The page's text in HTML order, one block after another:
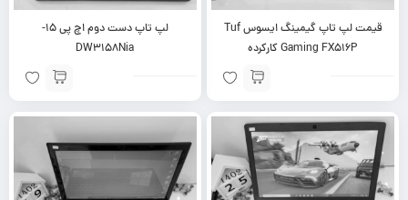
قیمت لپ تاپ گیمینگ ایسوس Tuf
Gaming FX516P کارکرده
لپ تاپ دست دوم اچ پی ۱۵-
DW3158Nia